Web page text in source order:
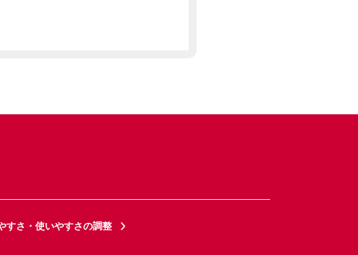
すさ・使いやすさの調整